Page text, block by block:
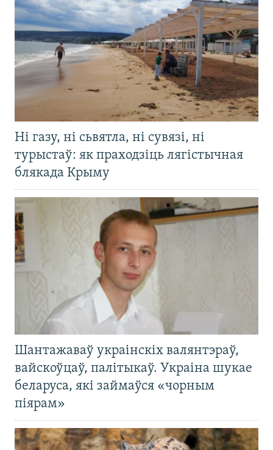
Ні газу, ні сьвятла, ні сувязі, ні
турыстаў: як праходзіць лягістычная
блякада Крыму
Шантажаваў украінскіх валянтэраў,
вайскоўцаў, палітыкаў. Украіна шукае
беларуса, які займаўся «чорным
піярам»